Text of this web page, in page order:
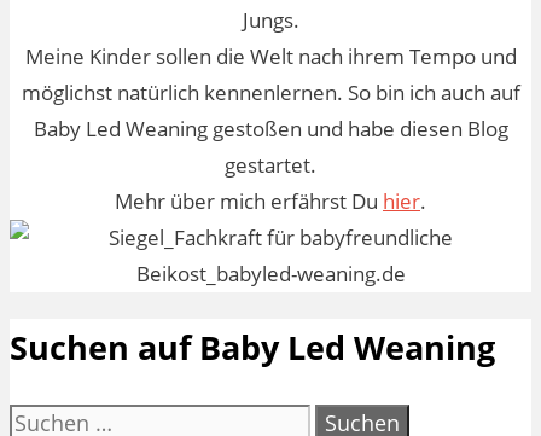
Jungs.
Meine Kinder sollen die Welt nach ihrem Tempo und
möglichst natürlich kennenlernen. So bin ich auch auf
Baby Led Weaning gestoßen und habe diesen Blog
gestartet.
Mehr über mich erfährst Du hier.
Suchen auf Baby Led Weaning
Suchen